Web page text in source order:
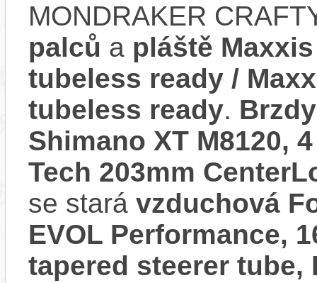
MONDRAKER
palců a pláště
tubeless ready /
tubeless ready.
Shimano XT M8120,
Tech 203mm
se stará vzduchová
EVOL Performance,
tapered steerer tube,